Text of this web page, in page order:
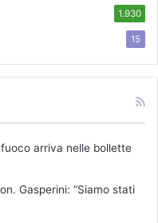
1.930
15
arriva nelle bollette
Gasperini: “Siamo stati